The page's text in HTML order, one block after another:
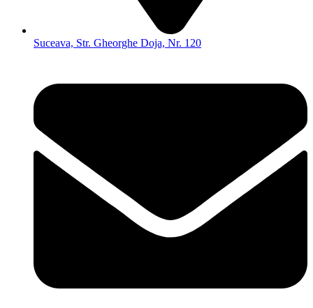
Suceava, Str. Gheorghe Doja, Nr. 120